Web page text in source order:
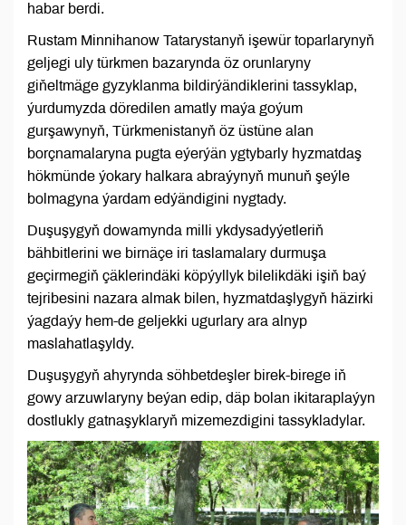
habar berdi.
Rustam Minnihanow Tatarystanyň işewür toparlarynyň
geljegi uly türkmen bazarynda öz orunlaryny
giňeltmäge gyzyklanma bildirýändiklerini tassyklap,
ýurdumyzda döredilen amatly maýa goýum
gurşawynyň, Türkmenistanyň öz üstüne alan
borçnamalaryna pugta eýerýän ygtybarly hyzmatdaş
hökmünde ýokary halkara abraýynyň munuň şeýle
bolmagyna ýardam edýändigini nygtady.
Duşuşygyň dowamynda milli ykdysadyýetleriň
bähbitlerini we birnäçe iri taslamalary durmuşa
geçirmegiň çäklerindäki köpýyllyk bilelikdäki işiň baý
tejribesini nazara almak bilen, hyzmatdaşlygyň häzirki
ýagdaýy hem-de geljekki ugurlary ara alnyp
maslahatlaşyldy.
Duşuşygyň ahyrynda söhbetdeşler birek-birege iň
gowy arzuwlaryny beýan edip, däp bolan ikitaraplaýyn
dostlukly gatnaşyklaryň mizemezdigini tassykladylar.